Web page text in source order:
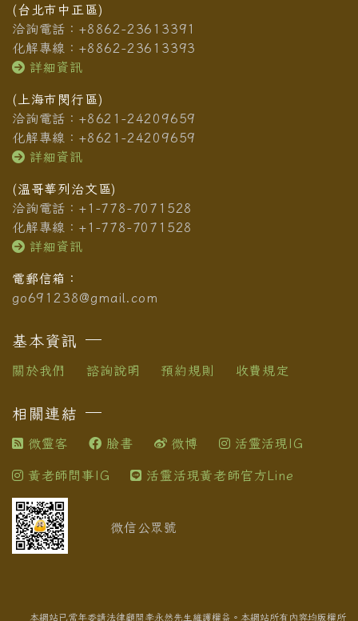
(台北市中正區)
洽詢電話：+8862-23613391
化解專線：+8862-23613393
詳細資訊
(上海市閔行區)
洽詢電話：+8621-24209659
化解專線：+8621-24209659
詳細資訊
(溫哥華列治文區)
洽詢電話：+1-778-7071528
化解專線：+1-778-7071528
詳細資訊
電郵信箱：
go691238@gmail.com
基本資訊
關於我們 諮詢說明 預約規則 收費規定
相關連結
微靈客 臉書 微博
活靈活現IG
黃老師問事IG
活靈活現黃老師官方Line
微信公眾號
本網站已常年委請法律顧問李永然先生維護權益。本網站所有內容均版權所